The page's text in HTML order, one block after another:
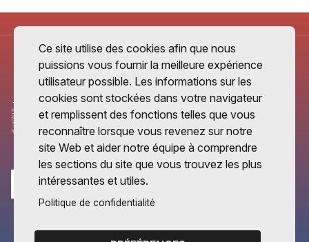
Ce site utilise des cookies afin que nous
puissions vous fournir la meilleure expérience
utilisateur possible. Les informations sur les
cookies sont stockées dans votre navigateur
et remplissent des fonctions telles que vous
reconnaître lorsque vous revenez sur notre
site Web et aider notre équipe à comprendre
les sections du site que vous trouvez les plus
intéressantes et utiles.
Politique de confidentialité